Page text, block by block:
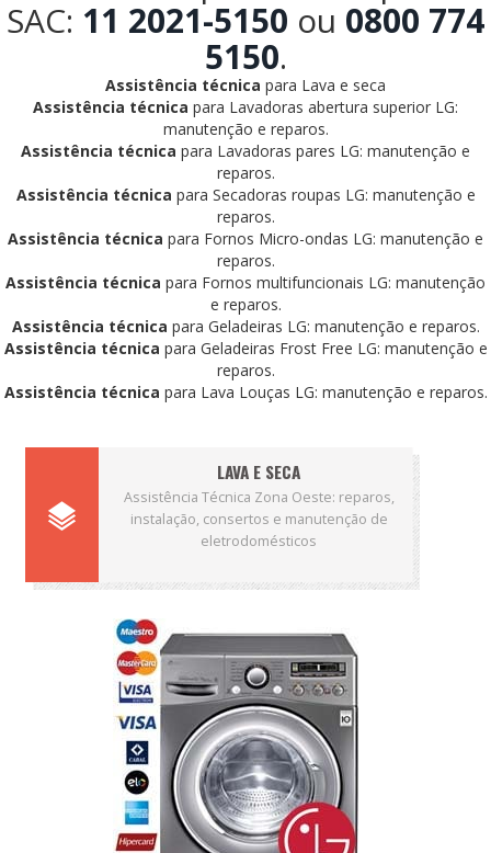
SAC: 11 2021-5150 ou 0800 774
5150.
Assistência técnica para Lava e seca
Assistência técnica para Lavadoras abertura superior LG:
manutenção e reparos.
Assistência técnica para Lavadoras pares LG: manutenção e
reparos.
Assistência técnica para Secadoras roupas LG: manutenção e
reparos.
Assistência técnica para Fornos Micro-ondas LG: manutenção e
reparos.
Assistência técnica para Fornos multifuncionais LG: manutenção
e reparos.
Assistência técnica para Geladeiras LG: manutenção e reparos.
Assistência técnica para Geladeiras Frost Free LG: manutenção e
reparos.
Assistência técnica para Lava Louças LG: manutenção e reparos.
LAVA E SECA
Assistência Técnica Zona Oeste: reparos,
instalação, consertos e manutenção de
eletrodomésticos